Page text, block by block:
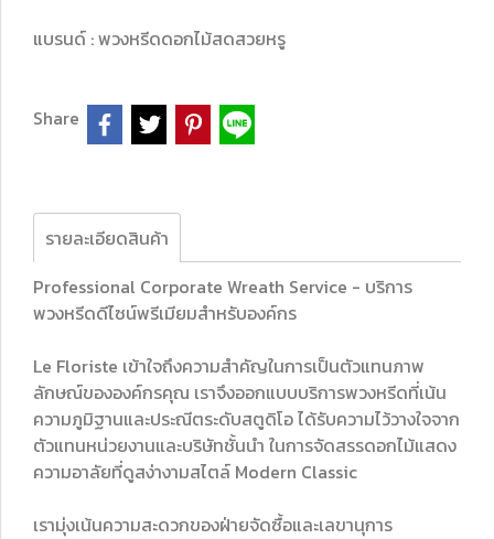
แบรนด์ :พวงหรีดดอกไม้สดสวยหรู
Share
รายละเอียดสินค้า
Professional Corporate Wreath Service - บริการ
พวงหรีดดีไซน์พรีเมียมสำหรับองค์กร
Le Floriste เข้าใจถึงความสำคัญในการเป็นตัวแทนภาพ
ลักษณ์ขององค์กรคุณ เราจึงออกแบบบริการพวงหรีดที่เน้น
ความภูมิฐานและประณีตระดับสตูดิโอ ได้รับความไว้วางใจจาก
ตัวแทนหน่วยงานและบริษัทชั้นนำ ในการจัดสรรดอกไม้แสดง
ความอาลัยที่ดูสง่างามสไตล์ Modern Classic
เรามุ่งเน้นความสะดวกของฝ่ายจัดซื้อและเลขานุการ